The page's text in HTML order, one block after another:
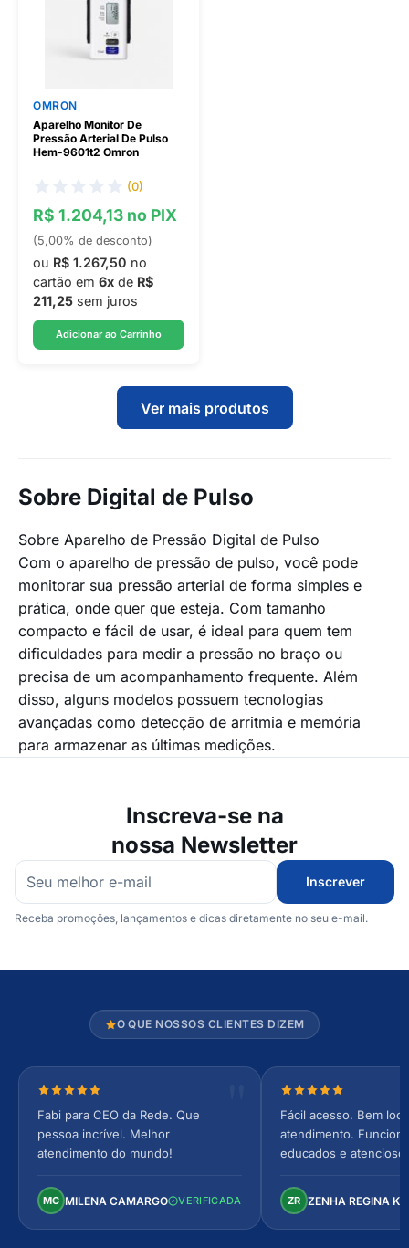
OMRON
Aparelho Monitor De
Pressão Arterial De Pulso
Hem-9601t2 Omron
(0)
R$ 1.204,13 no PIX
(5,00% de desconto)
ou R$ 1.267,50 no
cartão em 6x de R$
211,25 sem juros
Adicionar ao Carrinho
Ver mais produtos
Sobre Digital de Pulso
Sobre Aparelho de Pressão Digital de Pulso
Com o aparelho de pressão de pulso, você pode
monitorar sua pressão arterial de forma simples e
prática, onde quer que esteja. Com tamanho
compacto e fácil de usar, é ideal para quem tem
dificuldades para medir a pressão no braço ou
precisa de um acompanhamento frequente. Além
disso, alguns modelos possuem tecnologias
avançadas como detecção de arritmia e memória
para armazenar as últimas medições.
Inscreva-se na
nossa Newsletter
Inscrever
Receba promoções, lançamentos e dicas diretamente no seu e-mail.
O QUE NOSSOS CLIENTES DIZEM
Nota 5 de 5 estrelas
Fabi para CEO da Rede. Que
pessoa incrível. Melhor
atendimento do mundo!
MC MILENA CAMARGO VERIFICADA
Nota 5 de 5
Fácil acesso. Bem
atendimento.
educados e
Perfeito!
ZR ZENHA REGINA